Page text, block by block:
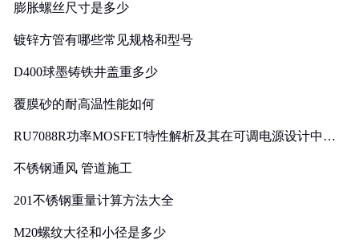
膨胀螺丝尺寸是多少
镀锌方管有哪些常见规格和型号
D400球墨铸铁井盖重多少
覆膜砂的耐高温性能如何
RU7088R功率MOSFET特性解析及其在可调电源设计中的
不锈钢通风 管道施工
201不锈钢重量计算方法大全
M20螺纹大径和小径是多少